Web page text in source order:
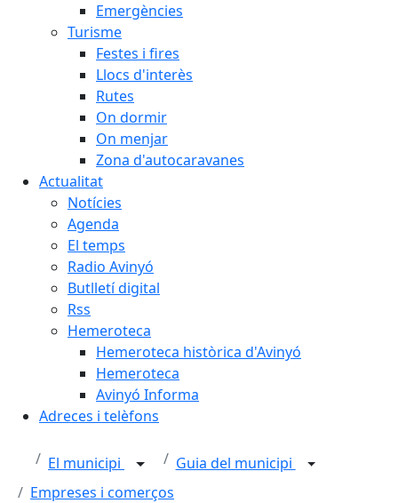
Emergències
Turisme
Festes i fires
Llocs d'interès
Rutes
On dormir
On menjar
Zona d'autocaravanes
Actualitat
Notícies
Agenda
El temps
Radio Avinyó
Butlletí digital
Rss
Hemeroteca
Hemeroteca històrica d'Avinyó
Hemeroteca
Avinyó Informa
Adreces i telèfons
El municipi
Guia del municipi
Empreses i comerços